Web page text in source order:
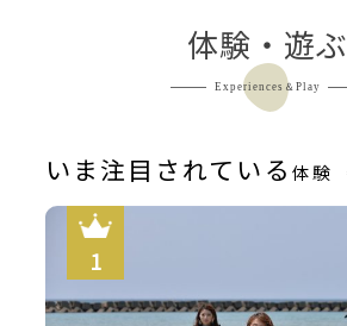
単純温泉で、ポカポカ温まります。
体験・遊ぶ
Experiences＆Play
いま注目されている 体験